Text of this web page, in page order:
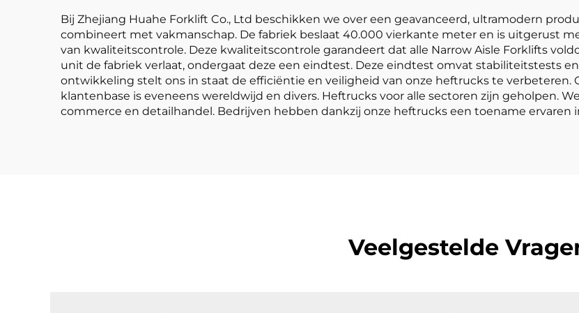
Bij Zhejiang Huahe Forklift Co., Ltd beschikken we over een geavanceerd, ultramodern
combineert met vakmanschap. De fabriek beslaat 40.000 vierkante meter en is uitgerust
van kwaliteitscontrole. Deze kwaliteitscontrole garandeert dat alle Narrow Aisle Forklifts
unit de fabriek verlaat, ondergaat deze een eindtest. Deze eindtest omvat stabiliteitstests
ontwikkeling stelt ons in staat de efficiëntie en veiligheid van onze heftrucks te verbeteren.
klantenbase is eveneens wereldwijd en divers. Heftrucks voor alle sectoren zijn geholpen.
commerce en detailhandel. Bedrijven hebben dankzij onze heftrucks een toename
Veelgestelde